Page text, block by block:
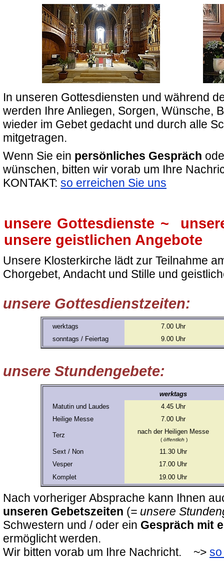
In unseren Gottesdiensten und während
werden Ihre Anliegen, Sorgen, Wünsche,
wieder im Gebet gedacht und durch alle
mitgetragen.
Wenn Sie ein persönliches Gespräch
wünschen, bitten wir vorab um Ihre
KONTAKT: so erreichen Sie uns
unsere Gottesdienste ~
unsere geistlichen Angebote
Unsere Klosterkirche lädt zur Teilnahme
Chorgebet, Andacht und Stille und
unsere Gottesdienstzeiten:
werktags
7.00 Uhr
sonntags / Feiertag
9.00 Uhr
unsere Stundengebete:
werktags
Matutin und Laudes
4.45 Uhr
Heilige Messe
7.00 Uhr
Terz nach der Heiligen Messe
( öffentlich )
Sext / Non
11.30 Uhr
Vesper
17.00 Uhr
Komplet
19.00 Uhr
Nach vorheriger Absprache kann Ihnen
unseren Gebetszeiten (= unsere
Schwestern und / oder ein Gespräch mit
ermöglicht werden.
Wir bitten vorab um Ihre Nachricht. ~>